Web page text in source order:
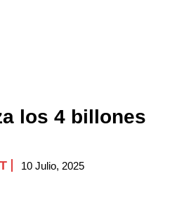
los 4 billones
10 Julio, 2025